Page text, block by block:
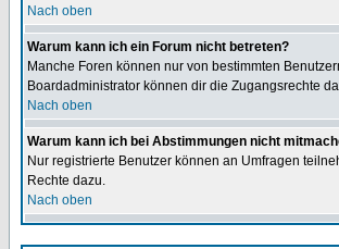
Nach oben
Warum kann ich ein Forum nicht betreten?
Manche Foren können nur von bestimmten
Boardadministrator können dir die Zugangsrechte
Nach oben
Warum kann ich bei Abstimmungen nicht
Nur registrierte Benutzer können an Umfragen
Rechte dazu.
Nach oben